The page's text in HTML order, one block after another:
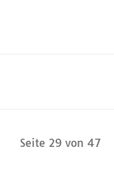
Seite 29 von 47